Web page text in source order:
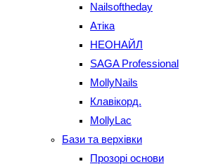
Nailsoftheday
Атіка
НЕОНАЙЛ
SAGA Professional
MollyNails
Клавікорд.
MollyLac
Бази та верхівки
Прозорі основи